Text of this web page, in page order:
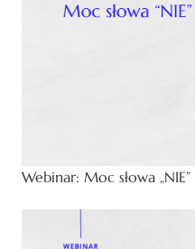
Webinar: Moc słowa „NIE”